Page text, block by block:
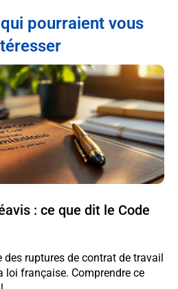
pourraient vous
: ce que dit le Code
des ruptures de contrat de travail
loi française. Comprendre ce